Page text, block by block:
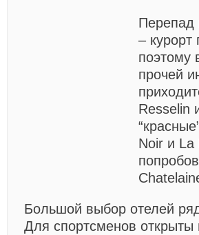
Перепад
–
поэтому
прочей
Resselin
Noir и
Большой выбор отелей
Для спортсменов открыты